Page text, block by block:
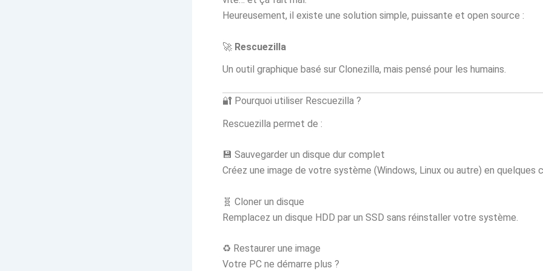
Heureusement, il existe une solution simple, puissante et open source :
🚀 Rescuezilla
Un outil graphique basé sur Clonezilla, mais pensé pour les humains.
🔐 Pourquoi utiliser Rescuezilla ?
Rescuezilla permet de :
💾 Sauvegarder un disque dur complet
Créez une image de votre système (Windows, Linux ou autre) en quelques
🧬 Cloner un disque
Remplacez un disque HDD par un SSD sans réinstaller votre système.
♻️ Restaurer une image
Votre PC ne démarre plus ?